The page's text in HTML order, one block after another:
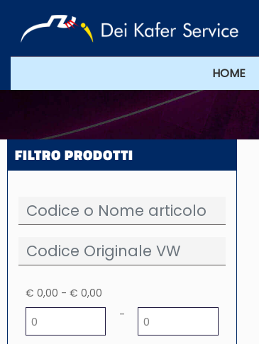
HOME
FILTRO PRODOTTI
€ 0,00 - € 0,00
-